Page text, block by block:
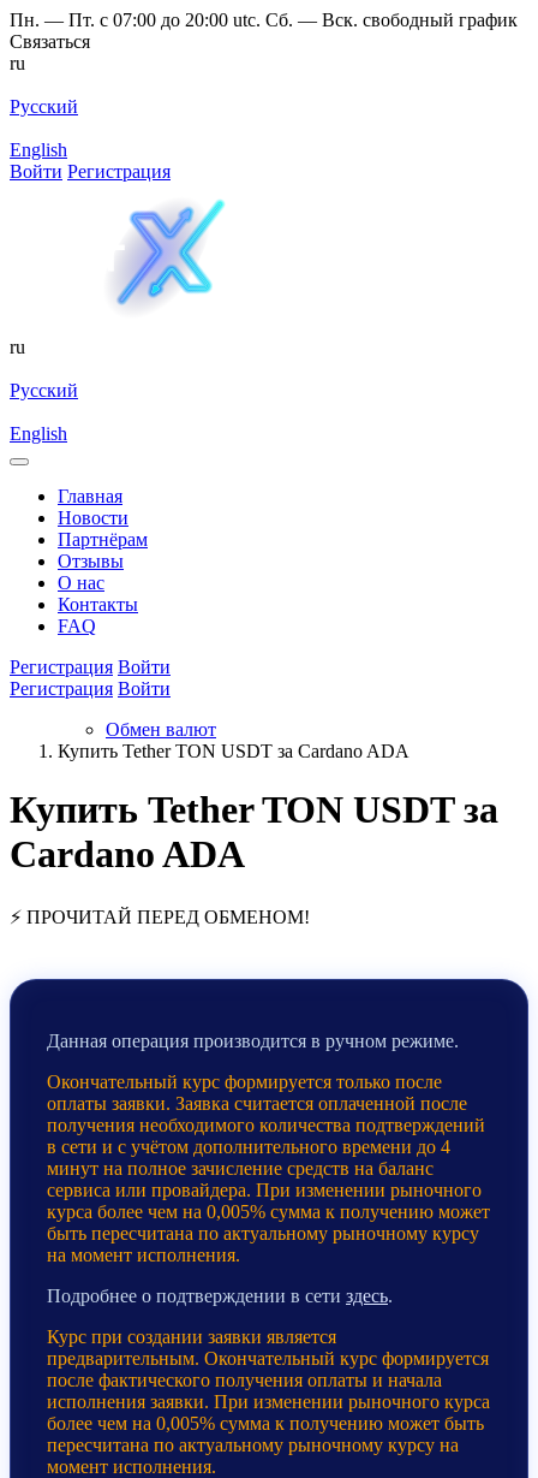
Пн. — Пт. с 07:00 до 20:00 utc. Сб. — Вск. свободный график
Связаться
ru
Русский
English
Войти Регистрация
ru
Русский
English
Главная
Новости
Партнёрам
Отзывы
О нас
Контакты
FAQ
Регистрация Войти
Регистрация Войти
Обмен валют
Купить Tether TON USDT за Cardano ADA
Купить Tether TON USDT за
Cardano ADA
⚡ ПРОЧИТАЙ ПЕРЕД ОБМЕНОМ!
Данная операция производится в ручном режиме.
Окончательный курс формируется только после
оплаты заявки. Заявка считается оплаченной после
получения необходимого количества подтверждений
в сети и с учётом дополнительного времени до 4
минут на полное зачисление средств на баланс
сервиса или провайдера. При изменении рыночного
курса более чем на 0,005% сумма к получению может
быть пересчитана по актуальному рыночному курсу
на момент исполнения.
Подробнее о подтверждении в сети здесь.
Курс при создании заявки является
предварительным. Окончательный курс формируется
после фактического получения оплаты и начала
исполнения заявки. При изменении рыночного курса
более чем на 0,005% сумма к получению может быть
пересчитана по актуальному рыночному курсу на
момент исполнения.